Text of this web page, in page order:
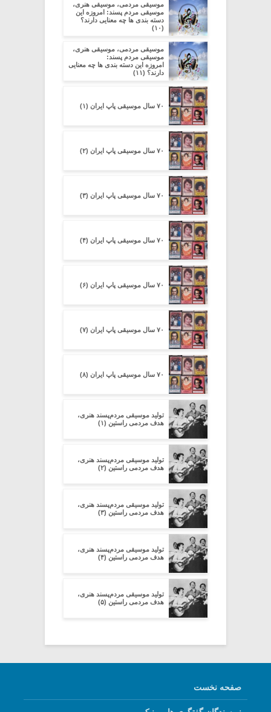
موسیقی مردمی، موسیقی هنری،
موسیقی مردم پسند: امروزه این
دسته بندی ها چه معنایی دارند؟
(۱۰)
موسیقی مردمی، موسیقی هنری،
موسیقی مردم پسند:
امروزه این دسته بندی ها چه معنایی
دارند؟ (۱۱)
۷۰ سال موسیقی پاپ ایران (۱)
۷۰ سال موسیقی پاپ ایران (۲)
۷۰ سال موسیقی پاپ ایران (۳)
۷۰ سال موسیقی پاپ ایران (۴)
۷۰ سال موسیقی پاپ ایران (۶)
۷۰ سال موسیقی پاپ ایران (۷)
۷۰ سال موسیقی پاپ ایران (۸)
تولید موسیقی مردم‌پسند هنری،
هدف مردمی راستین (۱)
تولید موسیقی مردم‌پسند هنری،
هدف مردمی راستین (۲)
تولید موسیقی مردم‌پسند هنری،
هدف مردمی راستین (۳)
تولید موسیقی مردم‌پسند هنری،
هدف مردمی راستین (۴)
تولید موسیقی مردم‌پسند هنری،
هدف مردمی راستین (۵)
صفحه نخست